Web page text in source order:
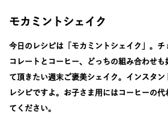
よくある質問
JOURNAL
モカミントシェイク
今日のレシピは「モカミントシェイク」。チ
コレートとコーヒー、どっちの組み合わせ
て頂きたい週末ご褒美シェイク。インスタ
レシピですよ。お子さま用にはコーヒーの
てください。